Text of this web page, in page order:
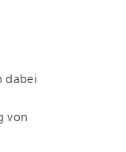
dabei
von